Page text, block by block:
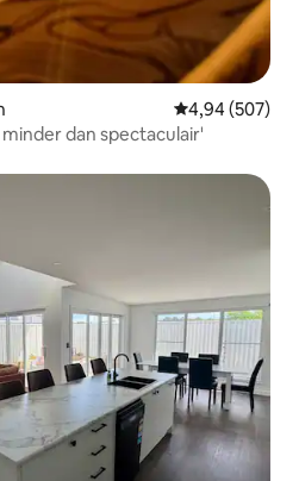
Gemiddelde
4,94 (507)
uitzicht 'niets minder dan spectaculair'